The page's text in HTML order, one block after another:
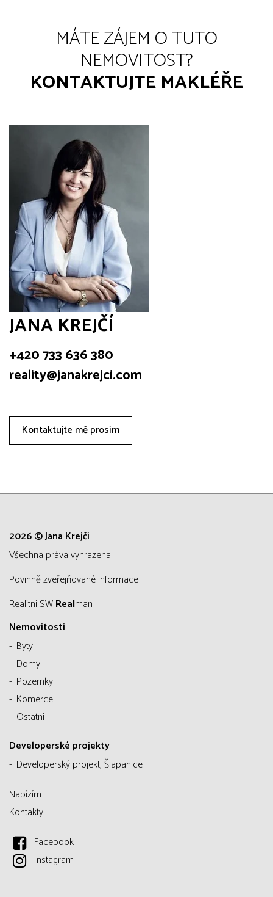
MÁTE ZÁJEM O TUTO
NEMOVITOST?
KONTAKTUJTE MAKLÉŘE
JANA KREJČÍ
+420 733 636 380
reality@janakrejci.com
Kontaktujte mě prosím
2026 © Jana Krejčí
všechna práva vyhrazena
Povinně zveřejňované informace
Realitní SWRealman
Nemovitosti
Byty
Domy
Pozemky
Komerce
Ostatní
Developerské projekty
Developerský projekt, Šlapanice
Nabízím
Kontakty
Facebook
Instagram